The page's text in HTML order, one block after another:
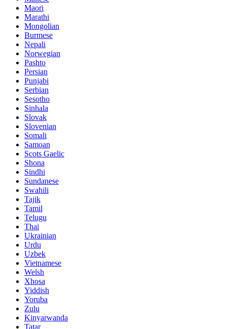
Maori
Marathi
Mongolian
Burmese
Nepali
Norwegian
Pashto
Persian
Punjabi
Serbian
Sesotho
Sinhala
Slovak
Slovenian
Somali
Samoan
Scots Gaelic
Shona
Sindhi
Sundanese
Swahili
Tajik
Tamil
Telugu
Thai
Ukrainian
Urdu
Uzbek
Vietnamese
Welsh
Xhosa
Yiddish
Yoruba
Zulu
Kinyarwanda
Tatar